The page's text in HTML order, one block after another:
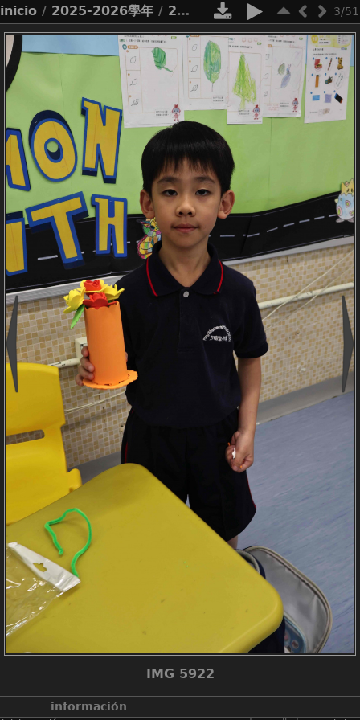
3/51
inicio / 2025-2026學年 / 2526_母親節心意花束「快閃」活動
IMG 5922
información